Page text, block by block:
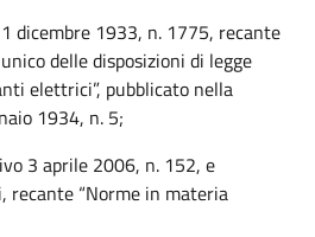
dicembre 1933, n. 1775, recante
delle disposizioni di legge
elettrici”, pubblicato nella
1934, n. 5;
3 aprile 2006, n. 152, e
recante “Norme in materia